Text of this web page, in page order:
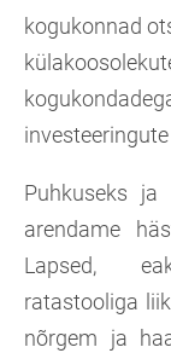
kogukonnad
Puhkuseks ja
arendame
Lapsed,
ratastooliga
nõrgem ja